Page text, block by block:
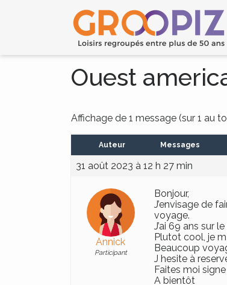
Ouest
Affichage de 1 message (sur 1 au
Auteur Messages
31 août 2023 à 12 h 27 min
Annick
Participant
Bonjour,
J’envisage de
voyage.
J’ai 69 ans sur
Plutot cool, je
Beaucoup
J hesite à
Faites moi
A bientôt